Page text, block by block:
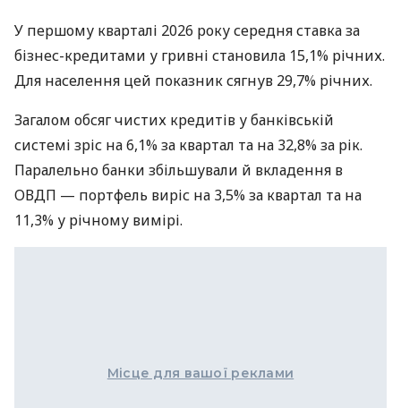
У першому кварталі 2026 року середня ставка за
бізнес-кредитами у гривні становила 15,1% річних.
Для населення цей показник сягнув 29,7% річних.
Загалом обсяг чистих кредитів у банківській
системі зріс на 6,1% за квартал та на 32,8% за рік.
Паралельно банки збільшували й вкладення в
ОВДП — портфель виріс на 3,5% за квартал та на
11,3% у річному вимірі.
Місце для вашої реклами